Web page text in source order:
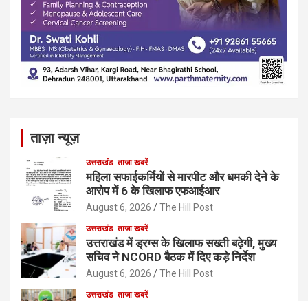
ताज़ा न्यूज़
उत्तराखंड ताजा खबरें
महिला सफाईकर्मियों से मारपीट और धमकी देने के
आरोप में 6 के खिलाफ एफआईआर
August 6, 2026 The Hill Post
उत्तराखंड ताजा खबरें
उत्तराखंड में ड्रग्स के खिलाफ सख्ती बढ़ेगी, मुख्य
सचिव ने NCORD बैठक में दिए कड़े निर्देश
August 6, 2026 The Hill Post
उत्तराखंड ताजा खबरें